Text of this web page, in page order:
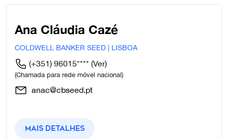
Ana Cláudia Cazé
COLDWELL BANKER SEED | LISBOA
(+351) 96015**** (Ver)
(Chamada para rede móvel nacional)
anac@cbseed.pt
Mais detalhes